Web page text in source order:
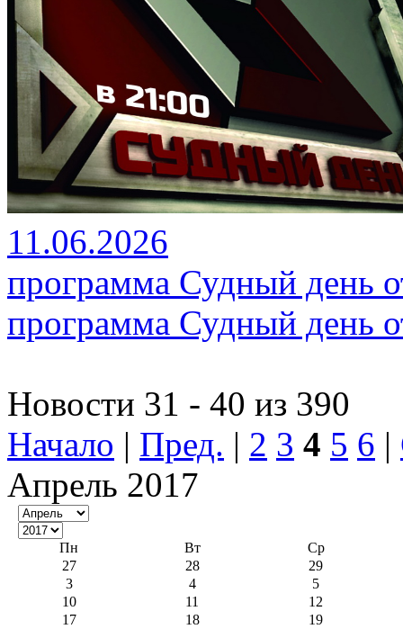
11.06.2026
программа Судный день
программа Судный день
Новости 31 - 40 из 390
Начало | Пред. | 2 3 4 5 6 |
Апрель 2017
Пн Вт
Ср
27
28
29
3
4
5
10
11
12
17
18
19